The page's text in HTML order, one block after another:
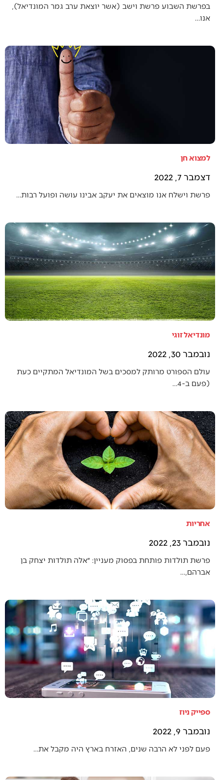
בפרשת השבוע פרשת וישב (אשר יוצאת ערב גמר המונדיאל),
אנו…
למצוא חן
דצמבר 7, 2022
פרשת וישלח אנו מוצאים את יעקב אבינו עושה ופועל רבות…
מונדיאל זוגי
נובמבר 30, 2022
עולם הספורט מרותק למסכים בשל המונדיאל המתקיים כעת
(פעם ב-4…
אחריות
נובמבר 23, 2022
פרשת תולדות פותחת בפסוק מעניין: ״אלה תולדות יצחק בן
אברהם,…
ספייק ניוז
נובמבר 9, 2022
פעם לפני לא הרבה שנים, האזרח בארץ היה מקבל את…